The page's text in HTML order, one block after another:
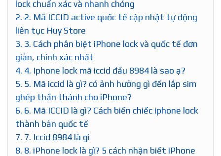
lock chuẩn xác và nhanh chóng
2. 2. Mã ICCID active quốc tế cập nhật tự động
liên tục Huy Store
3. 3. Cách phân biệt iPhone lock và quốc tế đơn
giản, chính xác nhất
4. 4. Iphone lock mã iccid đầu 8984 là sao ạ?
5. 5. Mã iccid là gì? có ảnh hưởng gì đến lắp sim
ghép thần thánh cho iPhone?
6. 6. Mã ICCID là gì? Cách biến chiếc iphone lock
thành bản quốc tế
7. 7. Iccid 8984 là gì
8. 8. iPhone lock là gì? 5 cách nhận biết iPhone